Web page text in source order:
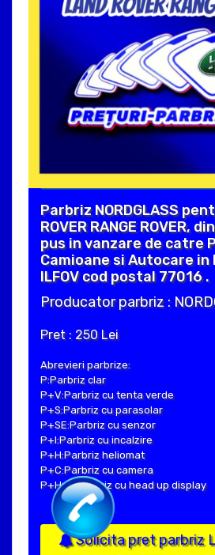
Parbriz NORDGLASS
ROVER RANGE ROVER,
pus in vanzare de catre
Camioane si Autocare in
ILFOV cod postal 77016 .
Producator parbriz :
Pret : 250 Lei
Abrevieri parbrize:
P:Parbriz clar
P+V:Parbriz cu tenta verde
P+S:Parbriz cu parasolar
P+SE:Parbriz cu senzor
P+I:Parbriz cu incalzire
P+H:Parbriz heliomat
P+C:Parbriz cu camera
P+Hud:Parbriz cu head up display
Solicita pret parbriz